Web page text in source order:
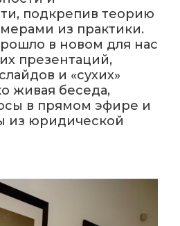
подкрепив теорию
из практики.
в новом для нас
презентаций,
и «сухих»
живая беседа,
в прямом эфире и
из юридической